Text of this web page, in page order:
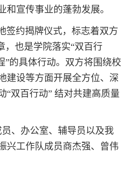
和宣传事业的蓬勃发展。
签约揭牌仪式，标志着双方
，也是学院落实“双百行
”的具体行动。双方将围绕校
建设等方面开展全方位、深
“双百行动” 结对共建高质量
、办公室、辅导员以及我
兴工作队成员商杰强、曾伟